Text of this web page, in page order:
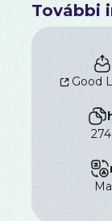
eszköze.
látással:
fordítani a
folyamán
érik értő
varázstükör
a
Szepes
További
Good